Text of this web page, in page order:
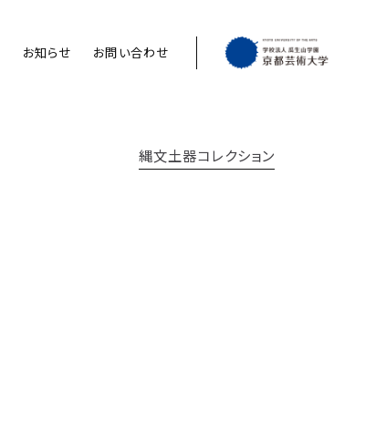
お知らせ お問い合わせ
縄文土器コレクション